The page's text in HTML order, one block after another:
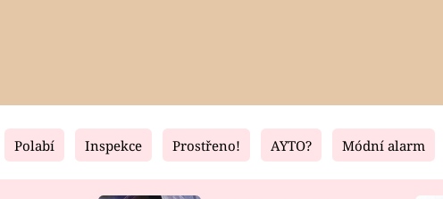
Fresh Living
Polabí Inspekce Prostřeno! AYTO? Módní alarm